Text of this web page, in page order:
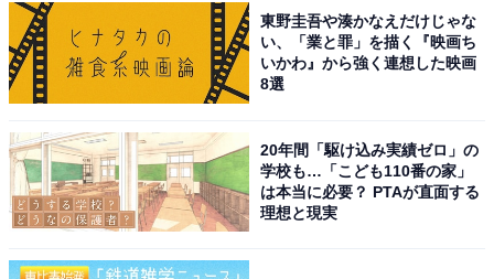
圧倒的な得票数で1位に輝いたのは、10代目たいそうの
おにいさんを務めた佐藤弘道さんです。「ひろみちおに
いさん」として抜群の知名度を誇り、爽やかな笑顔と卓
越した身体能力で子どもたちのみならず全国の母親世代
からもアイドル的な人気を獲得しました。卒業後もタレ
ント活動に加え、医学博士号を取得して大学で客員教授
を務めるなど、幼児教育やスポーツの第一線で今なお多
東野圭吾や湊かなえだけじゃな
い、「業と罪」を描く『映画ち
いかわ』から強く連想した映画
8選
20年間「駆け込み実績ゼロ」の
学校も…「こども110番の家」
は本当に必要？ PTAが直面する
理想と現実